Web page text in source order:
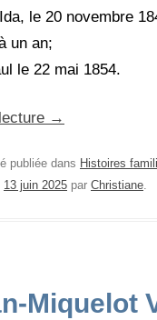
le 20 novembre
un an;
le 22 mai 1854.
→
publiée dans Histoires
13 juin 2025 par Christiane.
Miquelot